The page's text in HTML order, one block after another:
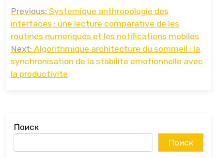
по
записям
Previous: Systemique anthropologie des
interfaces : une lecture comparative de les
routines numeriques et les notifications mobiles
Next: Algorithmique architecture du sommeil : la
synchronisation de la stabilite emotionnelle avec
la productivite
Поиск
Поиск